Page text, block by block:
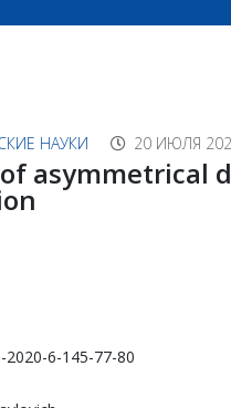
НАУКИ 20 ИЮЛЯ
asymmetrical
2020-6-145-77-80